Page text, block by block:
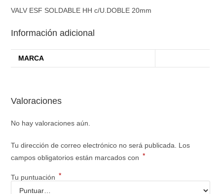
VALV ESF SOLDABLE HH c/U.DOBLE 20mm
Información adicional
MARCA
Valoraciones
No hay valoraciones aún.
Tu dirección de correo electrónico no será publicada. Los
campos obligatorios están marcados con *
Tu puntuación *